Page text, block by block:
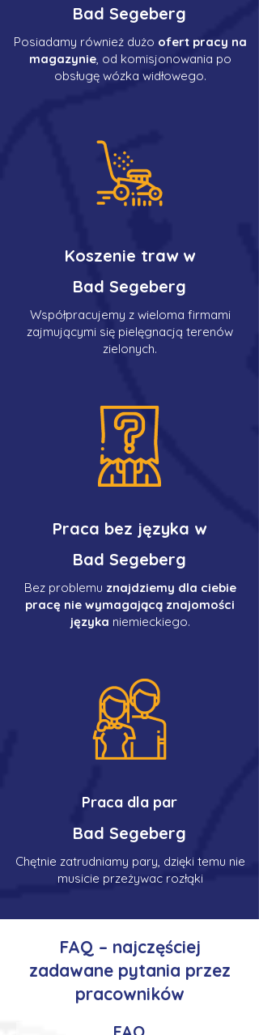
Bad Segeberg
Posiadamy również dużo ofert pracy na
magazynie, od komisjonowania po
obsługę wózka widłowego.
Koszenie traw w
Bad Segeberg
Współpracujemy z wieloma firmami
zajmującymi się pielęgnacją terenów
zielonych.
Praca bez języka w
Bad Segeberg
Bez problemu znajdziemy dla ciebie
pracę nie wymagającą znajomości
języka niemieckiego.
Praca dla par
Bad Segeberg
Chętnie zatrudniamy pary, dzięki temu nie
musicie przeżywac rozłąki
FAQ – najczęściej
zadawane pytania przez
pracowników